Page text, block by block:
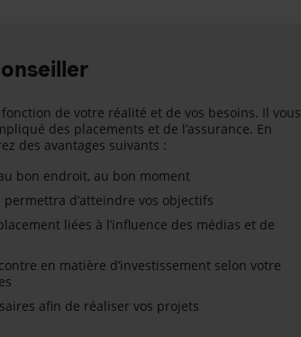
de votre réalité et de vos besoins. Il vous
des placements et de l’assurance. En
des avantages suivants :
bon endroit, au bon moment
d’atteindre vos objectifs
liées à l’influence des médias et de
en matière d’investissement selon votre
afin de réaliser vos projets